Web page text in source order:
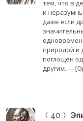
тем, что в
и
даже если
природой и
поглощён
другим. ---
40